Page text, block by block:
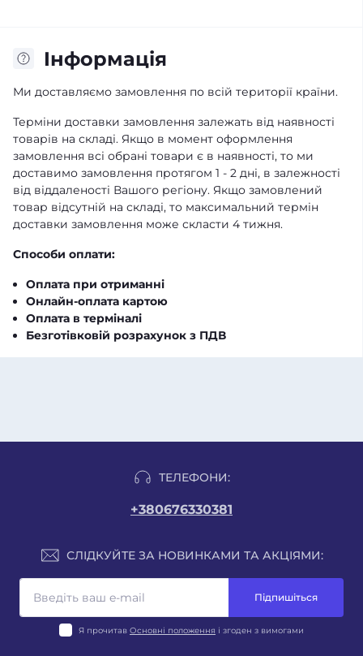
Iнформація
Ми доставляємо замовлення по всій території країни.
Терміни доставки замовлення залежать від наявності
товарів на складі. Якщо в момент оформлення
замовлення всі обрані товари є в наявності, то ми
доставимо замовлення протягом 1 - 2 дні, в залежності
від віддаленості Вашого регіону. Якщо замовлений
товар відсутній на складі, то максимальний термін
доставки замовлення може скласти 4 тижня.
Способи оплати:
Оплата при отриманні
Онлайн-оплата картою
Оплата в терміналі
Безготівковій розрахунок з ПДВ
ТЕЛЕФОНИ:
+380676330381
СЛІДКУЙТЕ ЗА НОВИНКАМИ ТА АКЦІЯМИ:
Підпишіться
Я прочитав Основні положення і згоден з вимогами